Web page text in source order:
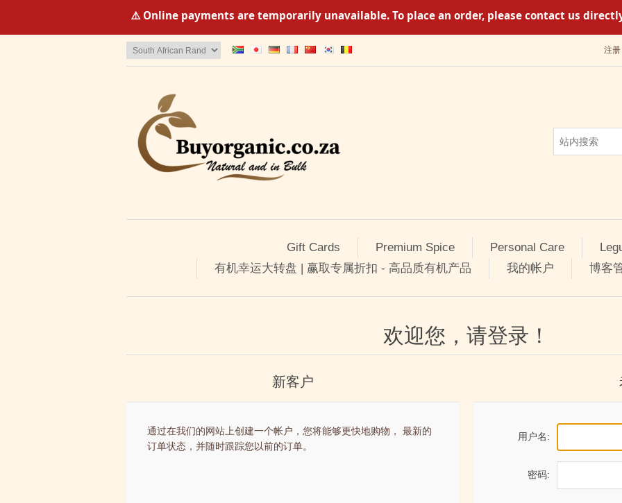
⚠️ Online payments are temporarily unavailable. To place an order, please contact us
注册
Gift Cards Premium Spice Personal Care
有机幸运大转盘 | 赢取专属折扣 - 高品质有机产品
我的帐户 博客
欢迎您，请登录！
新客户
通过在我们的网站上创建一个帐户，您将能够更快地购物， 最新的
订单状态，并随时跟踪您以前的订单。
用户名:
密码: